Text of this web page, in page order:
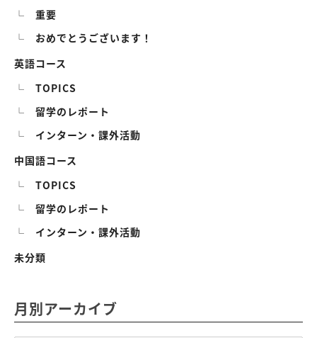
重要
おめでとうございます！
英語コース
TOPICS
留学のレポート
インターン・課外活動
中国語コース
TOPICS
留学のレポート
インターン・課外活動
未分類
月別アーカイブ